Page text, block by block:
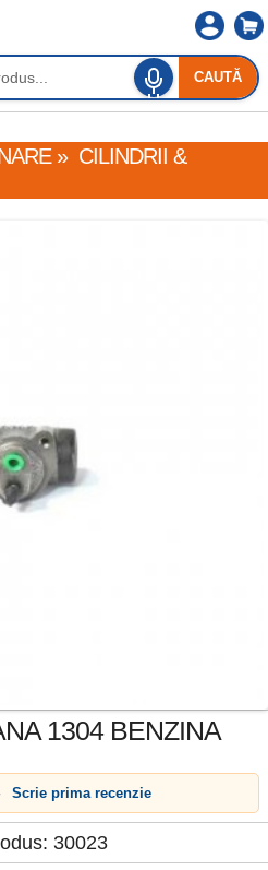
CAUTĂ
» CILINDRII &
1304 BENZINA
Scrie prima recenzie
30023